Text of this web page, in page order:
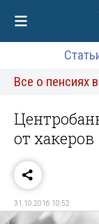
Все о пенсиях
от хакеров
31.10.2016 10:52